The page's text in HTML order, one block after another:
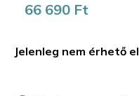
66 690 Ft
Jelenleg nem érhető el